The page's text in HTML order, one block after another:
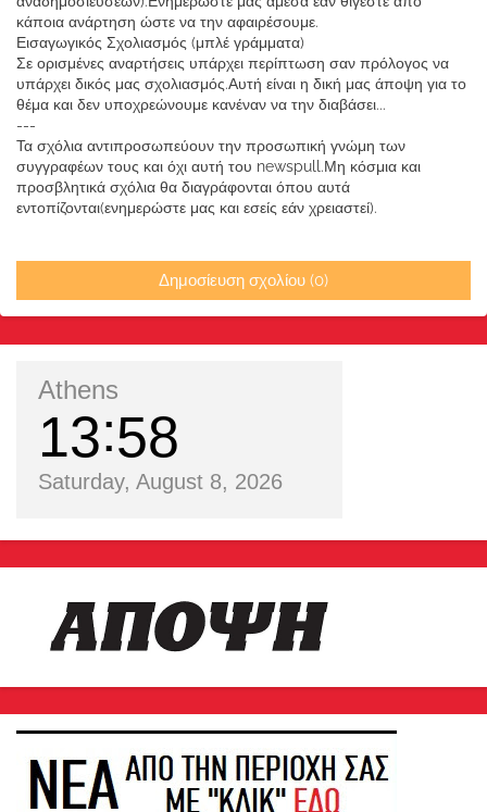
κάποια ανάρτηση ώστε να την αφαιρέσουμε.
Εισαγωγικός Σχολιασμός (μπλέ γράμματα)
Σε ορισμένες αναρτήσεις υπάρχει περίπτωση σαν πρόλογος να
υπάρχει δικός μας σχολιασμός.Αυτή είναι η δική μας άποψη για το
θέμα και δεν υποχρεώνουμε κανέναν να την διαβάσει...
---
Τα σχόλια αντιπροσωπεύουν την προσωπική γνώμη των
συγγραφέων τους και όχι αυτή του newspull.Μη κόσμια και
προσβλητικά σχόλια θα διαγράφονται όπου αυτά
εντοπίζονται(ενημερώστε μας και εσείς εάν χρειαστεί).
Δημοσίευση σχολίου (0)
Athens
13 58
Saturday, August 8, 2026